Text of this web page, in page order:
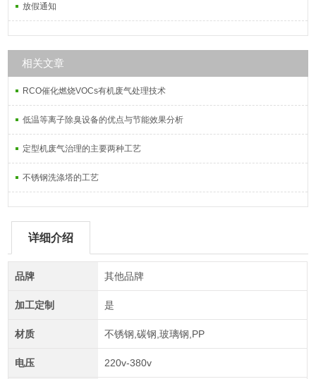
放假通知
相关文章
RCO催化燃烧VOCs有机废气处理技术
低温等离子除臭设备的优点与节能效果分析
定型机废气治理的主要两种工艺
不锈钢洗涤塔的工艺
详细介绍
品牌 其他品牌
加工定制 是
材质 不锈钢,碳钢,玻璃钢,PP
电压 220v-380v